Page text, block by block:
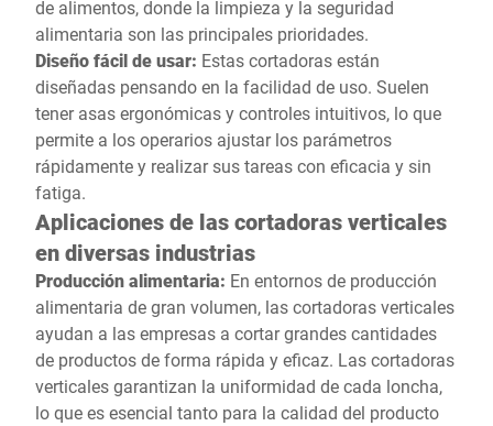
de alimentos, donde la limpieza y la seguridad
alimentaria son las principales prioridades.
Diseño fácil de usar: Estas cortadoras están
diseñadas pensando en la facilidad de uso. Suelen
tener asas ergonómicas y controles intuitivos, lo que
permite a los operarios ajustar los parámetros
rápidamente y realizar sus tareas con eficacia y sin
fatiga.
Aplicaciones de las cortadoras verticales
en diversas industrias
Producción alimentaria: En entornos de producción
alimentaria de gran volumen, las cortadoras verticales
ayudan a las empresas a cortar grandes cantidades
de productos de forma rápida y eficaz. Las cortadoras
verticales garantizan la uniformidad de cada loncha,
lo que es esencial tanto para la calidad del producto